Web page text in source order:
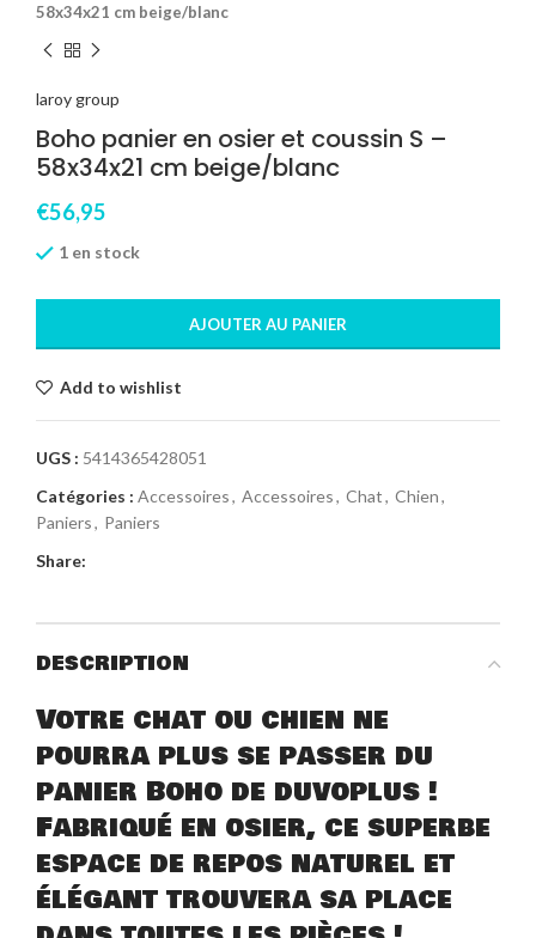
58x34x21 cm beige/blanc
laroy group
Boho panier en osier et coussin S –
58x34x21 cm beige/blanc
€56,95
1 en stock
AJOUTER AU PANIER
Add to wishlist
UGS : 5414365428051
Catégories : Accessoires, Accessoires, Chat, Chien,
Paniers, Paniers
Share:
DESCRIPTION
Votre chat ou chien ne
pourra plus se passer du
panier Boho de duvoplus !
Fabriqué en osier, ce superbe
espace de repos naturel et
élégant trouvera sa place